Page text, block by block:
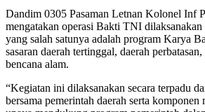
Dandim 0305 Pasaman Letnan Kolonel Inf
mengatakan operasi Bakti TNI
yang salah satunya adalah program Karya
sasaran daerah tertinggal, daerah
bencana alam.
“Kegiatan ini dilaksanakan secara terpadu
bersama pemerintah daerah serta komponen